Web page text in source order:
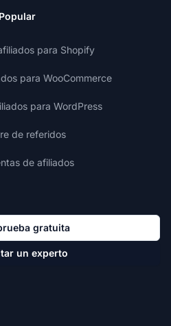
Popular
para Shopify
para WooCommerce
para WordPress
de referidos
de afiliados
gratuita
un experto